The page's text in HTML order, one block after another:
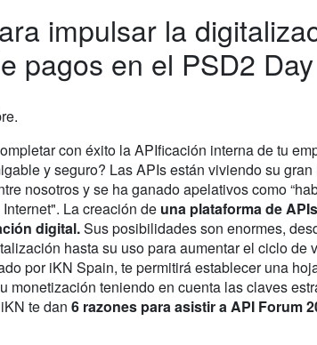
impulsar la
pagos en el PSD2 Day
con éxito la APIficación interna de tu
y seguro? Las APIs están viviendo su
nosotros y se ha ganado apelativos como
La creación de una plataforma de
digital.Sus posibilidades son enormes,
hasta su uso para aumentar el ciclo de
por iKN Spain, te permitirá establecer una
monetización teniendo en cuenta las claves
te dan 6 razones para asistir a API Forum